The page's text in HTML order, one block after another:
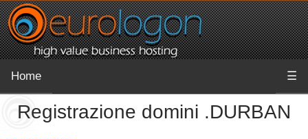
Home ☰
Registrazione domini .DURBAN